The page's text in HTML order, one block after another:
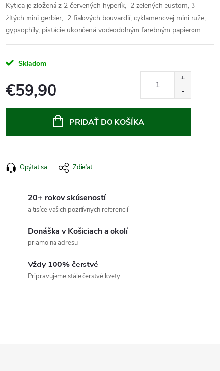
Kytica je zložená z 2 červených hyperík, 2 zelených eustom, 3
žltých mini gerbier, 2 fialových bouvardií, cyklamenovej mini ruže,
gypsophily, pistácie ukončená vodeodolným farebným papierom.
Skladom
€59,90
PRIDAŤ DO KOŠÍKA
Opýtať sa Zdieľať
20+ rokov skúseností
a tisíce vašich pozitívnych referencií
Donáška v Košiciach a okolí
priamo na adresu
Vždy 100% čerstvé
Pripravujeme stále čerstvé kvety